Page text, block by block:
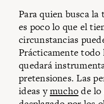
Para quien busca
es poco lo que el
circunstancias
Prácticamente todo
quedará
pretensiones. Las
ideas ymuchode lo